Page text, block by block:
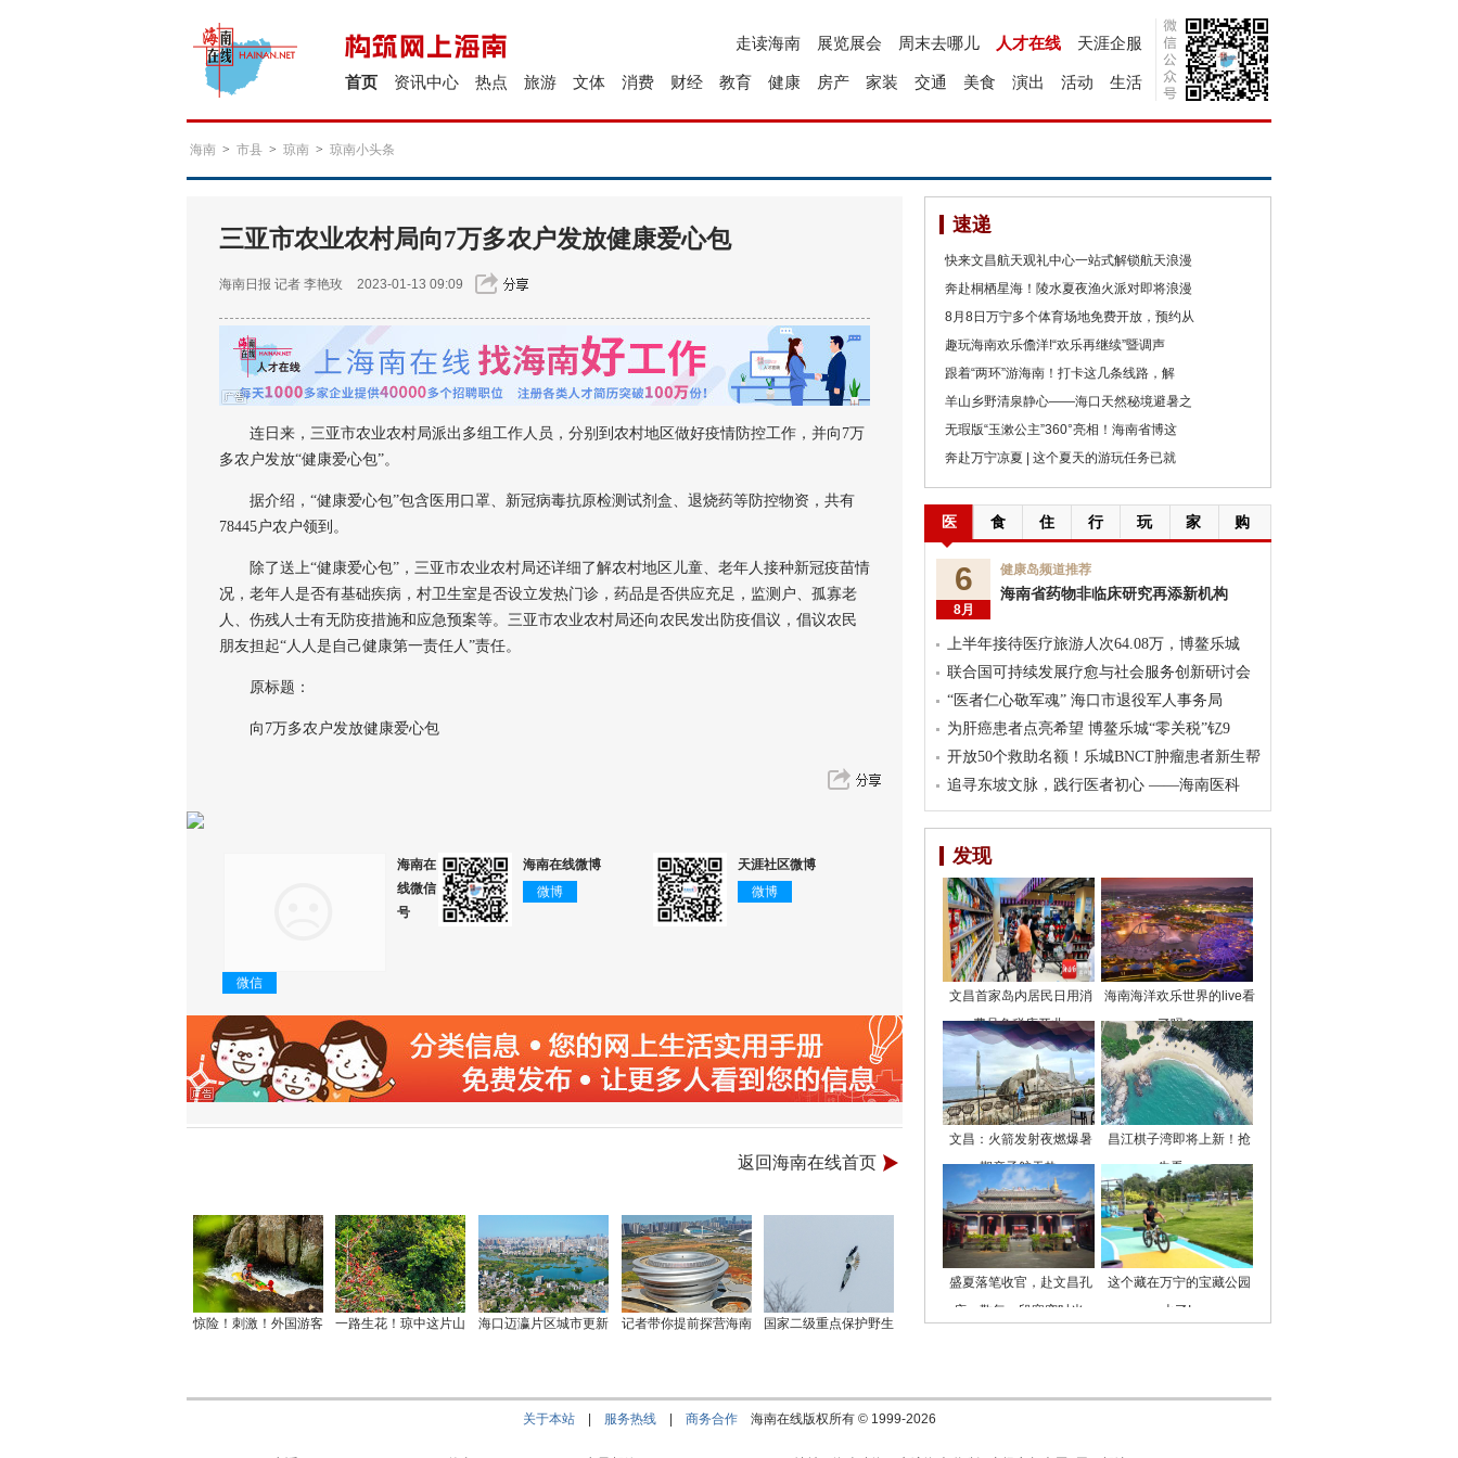
天涯企服
人才在线
周末去哪儿
展览展会
走读海南
生活
活动
演出
美食
交通
家装
房产
健康
教育
财经
消费
文体
旅游
热点
资讯中心
首页
海南 > 市县 > 琼南 > 琼南小头条
三亚市农业农村局向7万多农户发放健康爱心包
海南日报 记者 李艳玫 2023-01-13 09:09
连日来，三亚市农业农村局派出多组工作人员，分别到农村地区做好疫情防控工作，并向7万
多农户发放“健康爱心包”。
据介绍，“健康爱心包”包含医用口罩、新冠病毒抗原检测试剂盒、退烧药等防控物资，共有
78445户农户领到。
除了送上“健康爱心包”，三亚市农业农村局还详细了解农村地区儿童、老年人接种新冠疫苗情
况，老年人是否有基础疾病，村卫生室是否设立发热门诊，药品是否供应充足，监测户、孤寡老
人、伤残人士有无防疫措施和应急预案等。三亚市农业农村局还向农民发出防疫倡议，倡议农民
朋友担起“人人是自己健康第一责任人”责任。
原标题：
向7万多农户发放健康爱心包
海南在
线微信
号
微信
海南在线微博
微博
天涯社区微博
微博
返回海南在线首页
惊险！刺激！外国游客 一路生花！琼中这片山 海口迈瀛片区城市更新 记者带你提前探营海南 国家二级重点保护野生
速递
快来文昌航天观礼中心一站式解锁航天浪漫
奔赴桐栖星海！陵水夏夜渔火派对即将浪漫
8月8日万宁多个体育场地免费开放，预约从
趣玩海南欢乐儋洋!“欢乐再继续”暨调声
跟着“两环”游海南！打卡这几条线路，解
羊山乡野清泉静心——海口天然秘境避暑之
无瑕版“玉漱公主”360°亮相！海南省博这
奔赴万宁凉夏 | 这个夏天的游玩任务已就
医 食 住 行 玩 家 购
6
8月
健康岛频道推荐
海南省药物非临床研究再添新机构
上半年接待医疗旅游人次64.08万，博鳌乐城
联合国可持续发展疗愈与社会服务创新研讨会
“医者仁心敬军魂” 海口市退役军人事务局
为肝癌患者点亮希望 博鳌乐城“零关税”钇9
开放50个救助名额！乐城BNCT肿瘤患者新生帮
追寻东坡文脉，践行医者初心 ——海南医科
发现
文昌首家岛内居民日用消
费品免税店开业
海南海洋欢乐世界的live看
了吗？
文昌：火箭发射夜燃爆暑
期亲子航天热
昌江棋子湾即将上新！抢
先看→
盛夏落笔收官，赴文昌孔
庙，敬每一段寒窗时光
这个藏在万宁的宝藏公园
火了!
关于本站| 服务热线| 商务合作 海南在线版权所有 © 1999-2026